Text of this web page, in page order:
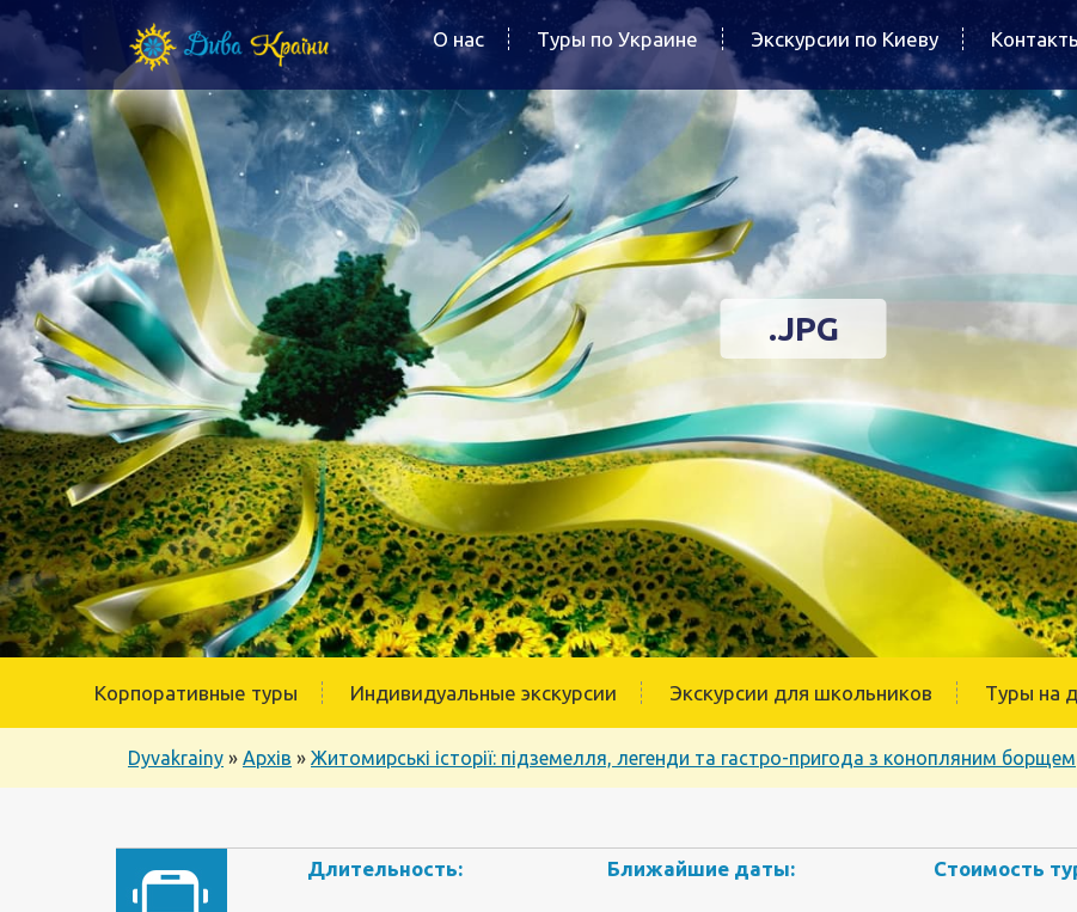
О нас Туры по Украине Экскурсии по Киеву
.JPG
Корпоративные туры Индивидуальные экскурсии Экскурсии для школьников Туры на
Dyvakrainy » Архів » Житомирські історії: підземелля, легенди та гастро-пригода з конопляним борщем
Длительность: Ближайшие даты: Стоимость